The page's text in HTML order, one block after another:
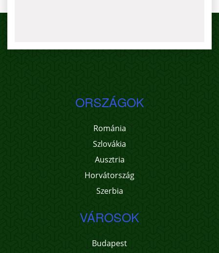
ORSZÁGOK
Románia
Szlovákia
Ausztria
Horvátország
Szerbia
VÁROSOK
Budapest